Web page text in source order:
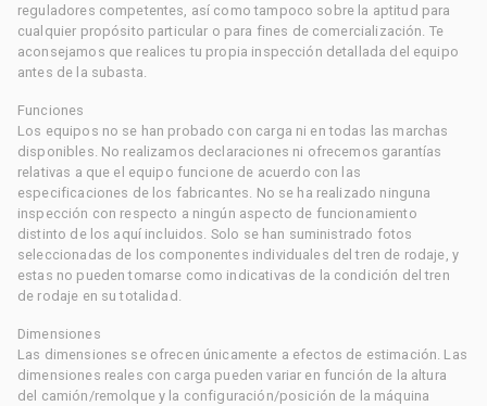
reguladores competentes, así como tampoco sobre la aptitud para
cualquier propósito particular o para fines de comercialización. Te
aconsejamos que realices tu propia inspección detallada del equipo
antes de la subasta.
Funciones
Los equipos no se han probado con carga ni en todas las marchas
disponibles. No realizamos declaraciones ni ofrecemos garantías
relativas a que el equipo funcione de acuerdo con las
especificaciones de los fabricantes. No se ha realizado ninguna
inspección con respecto a ningún aspecto de funcionamiento
distinto de los aquí incluidos. Solo se han suministrado fotos
seleccionadas de los componentes individuales del tren de rodaje, y
estas no pueden tomarse como indicativas de la condición del tren
de rodaje en su totalidad.
Dimensiones
Las dimensiones se ofrecen únicamente a efectos de estimación. Las
dimensiones reales con carga pueden variar en función de la altura
del camión/remolque y la configuración/posición de la máquina